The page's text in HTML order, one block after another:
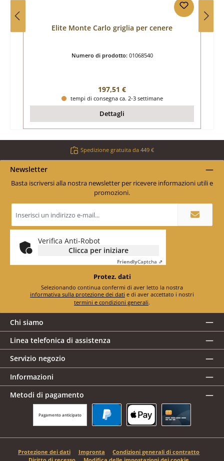
Elite Monte Carlo griglia per cenere
Numero di prodotto: 01068540
Prezzo normale:
197,51 €
tempi di consegna ca. 2-3 settimane
Dettagli
Spedizione gratuita da 449 €
Newsletter
Basta iscriversi alla nostra newsletter per ricevere informazioni utili e
promozioni.
e-
mail
*
Verifica Anti-Robot
Clicca per iniziare
FriendlyCaptcha ⇗
Protez. dati
informativa sulla protezione dei dati
termini e condizioni generali.
Chi siamo
Linea telefonica di assistenza
Servizio negozio
Informazioni
Metodi di pagamento
Pagamento anticipato
Protezione dei dati Impronta
Condizioni generali di contratto